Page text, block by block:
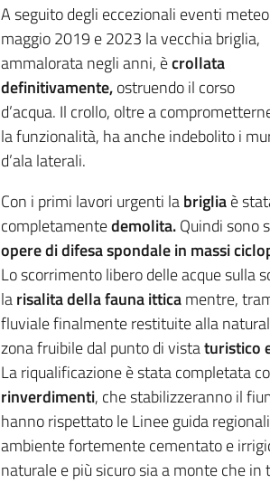
A seguito degli eccezionali eventi
maggio 2019 e 2023 la vecchia briglia,
ammalorata negli anni, ècrollata
definitivamente,ostruendo il corso
d’acqua. Il crollo, oltre a
la funzionalità, ha anche indebolito i
d’ala laterali.
Con i primi lavori urgenti labrigliaè
completamentedemolita.Quindi sono
opere di difesa spondale in massi
Lo scorrimento libero delle acque sulla
larisalita della fauna itticamentre,
fluviale finalmente restituite alla
zona fruibile dal punto di vistaturistico
La riqualificazione è stata completata
rinverdimenti, che stabilizzeranno il
hanno rispettato le Linee guida
ambiente fortemente cementato e
naturale e più sicuro sia a monte che